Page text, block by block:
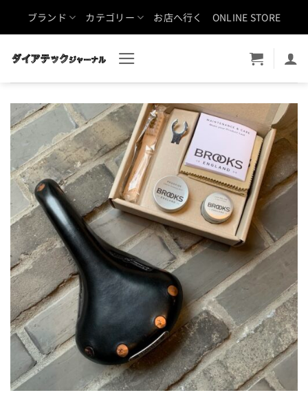
ブランド カテゴリー お店へ行く ONLINE STORE